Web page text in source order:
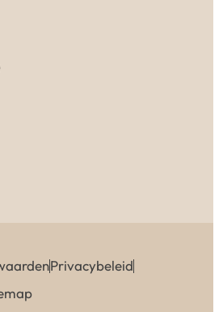
Privacybeleid